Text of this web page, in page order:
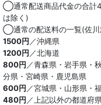
◯通常配送商品代金の合計
は除く)
◯通常の配送料の一覧(佐川
1500円 ／沖縄県
1200円 ／北海道
800円 ／青森県・岩手県・
分県・宮崎県・鹿児島県
600円 ／宮城県・山形県・
480円 ／上記以外の都道府